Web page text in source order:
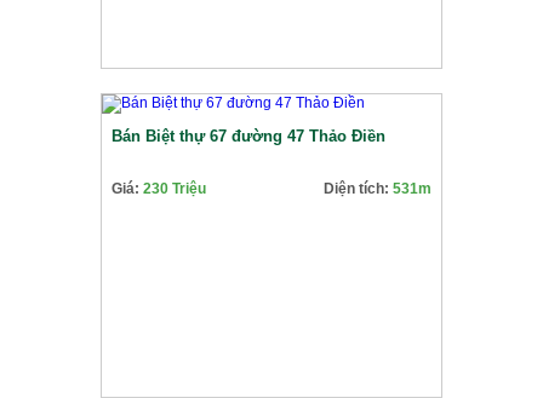
Bán Biệt thự 67 đường 47 Thảo Điền
Giá: 230 Triệu Diện tích: 531m